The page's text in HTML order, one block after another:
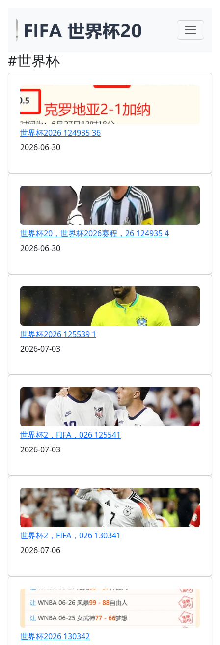
#世界杯
世界杯2026 124935 36
2026-06-30
世界杯20，世界杯2026赛程，26 124935 4
2026-06-30
世界杯2026 125539 1
2026-07-03
世界杯2，FIFA，026 125541
2026-07-03
世界杯2，FIFA，026 130341
2026-07-06
世界杯2026 130342